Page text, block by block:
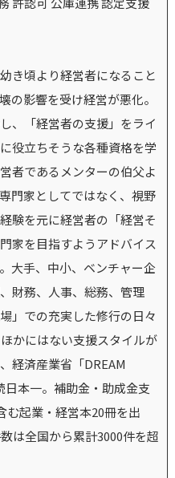
き頃より経営者になること
の影響を受け経営が悪化。
、「経営者の支援」をライ
役立ちそうな各種資格を学
者であるメンターの伯父よ
門家としてではなく、視野
験を元に経営者の「経営そ
家を目指すようアドバイス
大手、中小、ベンチャー企
財務、人事、総務、管理
」での充実した修行の日々
かにはない支援スタイルが
経済産業省「DREAM
日本一。補助金・助成金支
む起業・経営本20冊を出
は全国から累計3000件を超